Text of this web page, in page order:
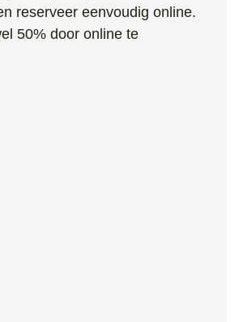
reserveer eenvoudig online.
50% door online te